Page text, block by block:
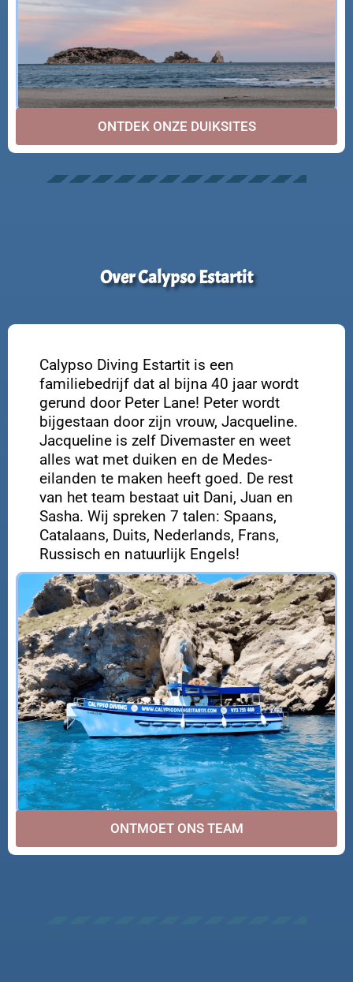
ONTDEK ONZE DUIKSITES
Over Calypso Estartit
Calypso Diving Estartit is een
familiebedrijf dat al bijna 40 jaar wordt
gerund door Peter Lane! Peter wordt
bijgestaan door zijn vrouw, Jacqueline.
Jacqueline is zelf Divemaster en weet
alles wat met duiken en de Medes-
eilanden te maken heeft goed. De rest
van het team bestaat uit Dani, Juan en
Sasha. Wij spreken 7 talen: Spaans,
Catalaans, Duits, Nederlands, Frans,
Russisch en natuurlijk Engels!
ONTMOET ONS TEAM